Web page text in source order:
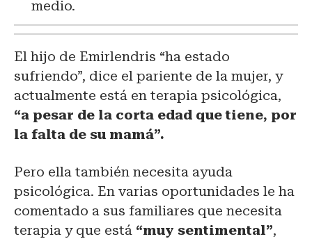
medio.
El hijo de Emirlendris “ha estado
sufriendo”, dice el pariente de la mujer, y
actualmente está en terapia psicológica,
“a pesar de la corta edad que tiene, por
la falta de su mamá”.
Pero ella también necesita ayuda
psicológica. En varias oportunidades le ha
comentado a sus familiares que necesita
terapia y que está “muy sentimental”,